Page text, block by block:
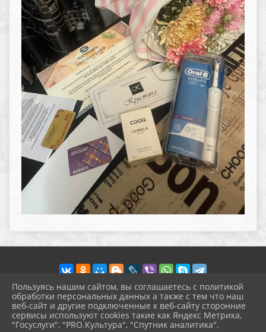
2026 г. pokrov-ck.ru
Вход
Карта сайта
Пользуясь нашим сайтом, вы соглашаетесь с политикой
обработки персональных данных а также с тем что наш
веб-сайт и другие подключенные к веб-сайту сторонние
сервисы используют cookies такие как Яндекс Метрика,
"Госуслуги", "PRO.Культура", "Спутник аналитика".